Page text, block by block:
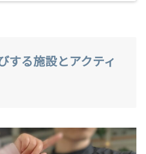
する施設とアクティ